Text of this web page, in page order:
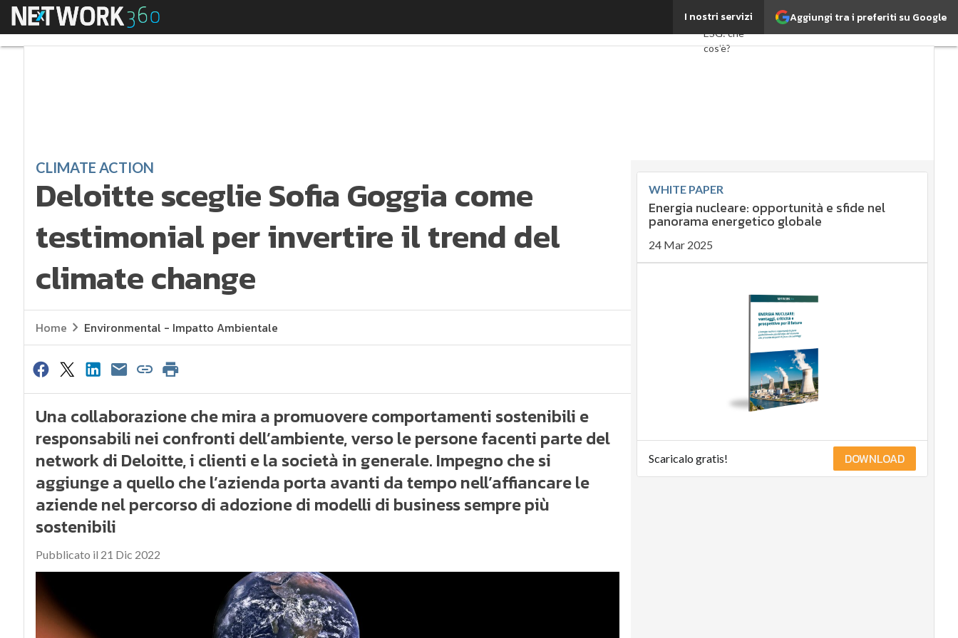
Aggiungi tra i preferiti su Google
I nostri servizi
Menu Deloitte sceglie Sofia Goggia come testimonial per invertire il trend del climate changeUltimi articoli
ESG: che
cos'è?
Ambiente
sostenibile
Economia
sostenibile
management
Management
Compliance
governance
ESG
ESG Smart
CLIMATE ACTION
Deloitte sceglie Sofia Goggia come
testimonial per invertire il trend del
climate change
Home Environmental - Impatto Ambientale
Una collaborazione che mira a promuovere comportamenti sostenibili e
responsabili nei confronti dell’ambiente, verso le persone facenti parte del
network di Deloitte, i clienti e la società in generale. Impegno che si
aggiunge a quello che l’azienda porta avanti da tempo nell’affiancare le
aziende nel percorso di adozione di modelli di business sempre più
sostenibili
Pubblicato il 21 Dic 2022
WHITE PAPER
Energia nucleare: opportunità e sfide nel
panorama energetico globale
24 Mar 2025
Scaricalo gratis! DOWNLOAD